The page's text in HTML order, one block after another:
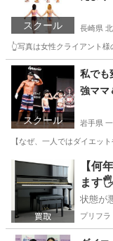
スクール
ーチン
長崎県
👆️写真は女性クライアント
長崎 佐世保市 北
スクール
私でも
強ママ
岩手県
【なぜ、一人ではダイエッ
岩手 一関市 一ノ
【何
ます
状態が
プリフラ